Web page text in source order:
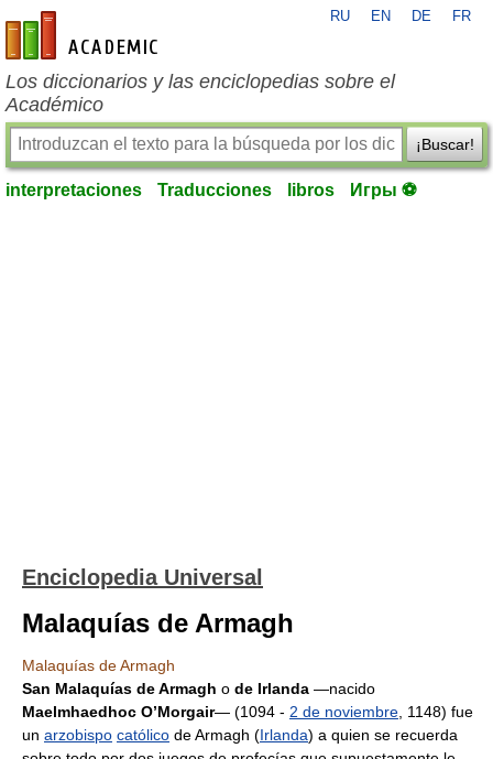
es-academic.com
RU EN DE FR
Los diccionarios y las enciclopedias sobre el
Académico
¡Buscar!
interpretaciones Traducciones libros Игры ⚽
Enciclopedia Universal
Malaquías de Armagh
Malaquías de Armagh
San Malaquías de Armagh o de Irlanda —nacido
Maelmhaedhoc O’Morgair— (1094 - 2 de noviembre , 1148) fue
un arzobispo católico de Armagh (Irlanda) a quien se recuerda